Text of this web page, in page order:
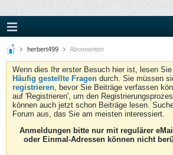
herbert499 Abonnenten
Wenn dies Ihr erster Besuch hier ist, lesen
Häufig gestellte Fragen durch. Sie müssen
registrieren, bevor Sie Beiträge verfassen
auf 'Registrieren', um den
können auch jetzt schon Beiträge lesen.
Forum aus, das Sie am meisten interessiert.
Anmeldungen bitte nur mit regulärer
oder Einmal-Adressen können nicht